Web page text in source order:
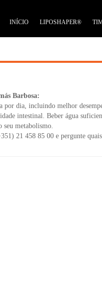
INÍCIO LIPOSHAPER®
Barbosa:
por dia, incluindo melhor
intestinal. Beber água
seu metabolismo.
21 458 85 00 e pergunte quais